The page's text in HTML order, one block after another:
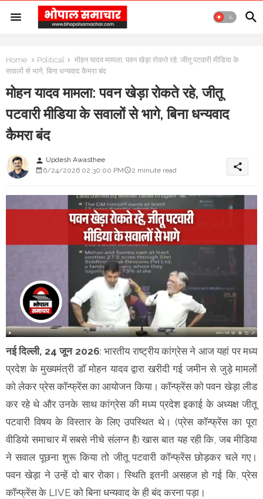
Home Political
मोहन यादव मामला: पवन खेड़ा रोकते रहे, जीतू पटवारी मीडिया के
सवालों से भागे, बिना धन्यवाद कैमरा बंद
मोहन यादव मामला: पवन खेड़ा रोकते रहे, जीतू
पटवारी मीडिया के सवालों से भागे, बिना धन्यवाद
कैमरा बंद
person Updesh Awasthee
6/24/2026 02:30:00 PM
2 minute read share
नई दिल्ली, 24 जून 2026: भारतीय राष्ट्रीय कांग्रेस ने आज यहां पर मध्य
प्रदेश के मुख्यमंत्री डॉ मोहन यादव द्वारा खरीदी गई जमीन से जुड़े मामलों
को लेकर प्रेस कॉन्फ्रेंस का आयोजन किया। कॉन्फ्रेंस को पवन खेड़ा लीड
कर रहे थे और उनके साथ कांग्रेस की मध्य प्रदेश इकाई के अध्यक्ष जीतू
पटवारी विषय के विस्तार के लिए उपस्थित थे। (प्रेस कॉन्फ्रेंस का पूरा
वीडियो समाचार में सबसे नीचे संलग्न है) खास बात यह रही कि, जब मीडिया
ने सवाल पूछना शुरू किया तो जीतू पटवारी कॉन्फ्रेंस छोड़कर चले गए।
पवन खेड़ा ने उन्हें दो बार रोका। स्थिति इतनी असहज हो गई कि, प्रेस
कॉन्फ्रेंस के LIVE को बिना धन्यवाद के ही बंद करना पड़ा।